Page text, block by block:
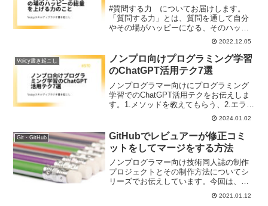
#質問する力 についてお届けします。
「質問する力」とは、質問を通して自分
やその場がハッピーになる、そのハッピ
ーの総量を上げることだと定義できま
す。総じて苦手な方が多いので、まずは
質問の内容はあまり気にせず、質問する
打席に立つ回数を増やすことが大切で
す。
2022.12.05
Voicy書き起こし
ノンプロ向けプログラミング学習
のChatGPT活用テク7選
ノンプログラマー向けにプログラミング
学習でのChatGPT活用テクをお伝えしま
す。1.メソッドを教えてもらう、2.エラー
の解説をしてもらう、3.コメントを追加
してもらう、4.1行ずつ解説してもらう、
5.違う書き方を教えてもらう、6.問題を作
ってもらう、7.コードをレビューしても
らう これはぜひ保存版にして学習効率
をあげてください。
2024.01.02
Git・GitHub
GitHubでレビュアーが修正コミ
ットをしてマージをする方法
ノンプログラマー向け技術同人誌の制作
プロジェクトとその制作方法についてシ
リーズでお伝えしています。今回は、
GitHubでレビュアーが修正コミットをし
てマージをする方法を紹介します。
2021.01.12